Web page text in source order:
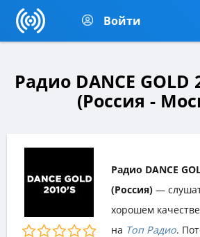
Войти
Радио DANCE GOLD
(Россия -
Радио DANCE
(Россия) —
хорошем
на Топ Радио.